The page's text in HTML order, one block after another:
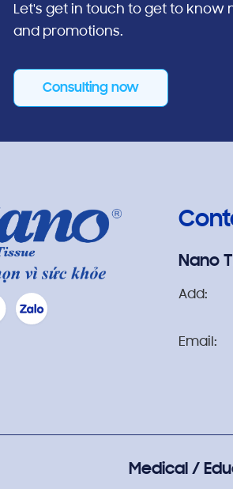
Let's get in touch to get to
and promotions.
Consulting now
Nano
Add:
Email:
Medical /